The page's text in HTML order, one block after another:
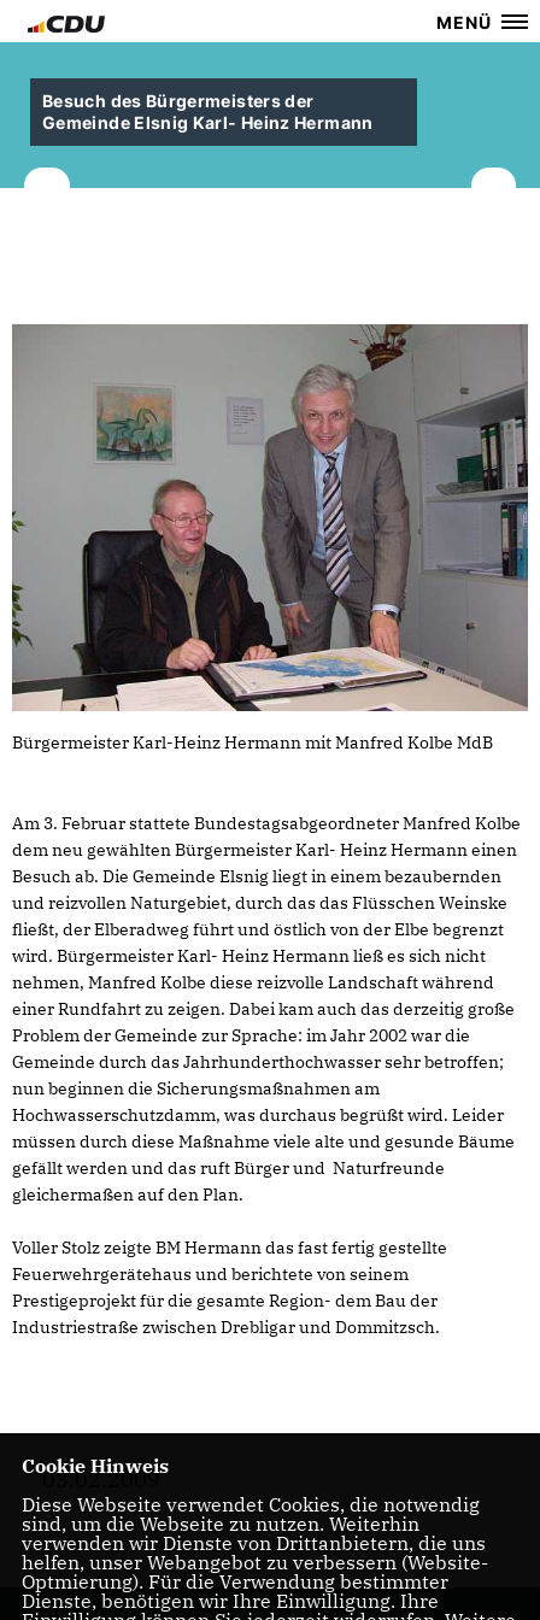
MENÜ
Besuch des Bürgermeisters der
Gemeinde Elsnig Karl- Heinz Hermann
Bürgermeister Karl-Heinz Hermann mit Manfred Kolbe MdB
Am 3. Februar stattete Bundestagsabgeordneter Manfred Kolbe
dem neu gewählten Bürgermeister Karl- Heinz Hermann einen
Besuch ab. Die Gemeinde Elsnig liegt in einem bezaubernden
und reizvollen Naturgebiet, durch das das Flüsschen Weinske
fließt, der Elberadweg führt und östlich von der Elbe begrenzt
wird. Bürgermeister Karl- Heinz Hermann ließ es sich nicht
nehmen, Manfred Kolbe diese reizvolle Landschaft während
einer Rundfahrt zu zeigen. Dabei kam auch das derzeitig große
Problem der Gemeinde zur Sprache: im Jahr 2002 war die
Gemeinde durch das Jahrhunderthochwasser sehr betroffen;
nun beginnen die Sicherungsmaßnahmen am
Hochwasserschutzdamm, was durchaus begrüßt wird. Leider
müssen durch diese Maßnahme viele alte und gesunde Bäume
gefällt werden und das ruft Bürger und Naturfreunde
gleichermaßen auf den Plan.
Voller Stolz zeigte BM Hermann das fast fertig gestellte
Feuerwehrgerätehaus und berichtete von seinem
Prestigeprojekt für die gesamte Region- dem Bau der
Industriestraße zwischen Drebligar und Dommitzsch.
03.02.2009
Cookie Hinweis
Diese Webseite verwendet Cookies, die notwendig
sind, um die Webseite zu nutzen. Weiterhin
verwenden wir Dienste von Drittanbietern, die uns
helfen, unser Webangebot zu verbessern (Website-
Optmierung). Für die Verwendung bestimmter
Dienste, benötigen wir Ihre Einwilligung. Ihre